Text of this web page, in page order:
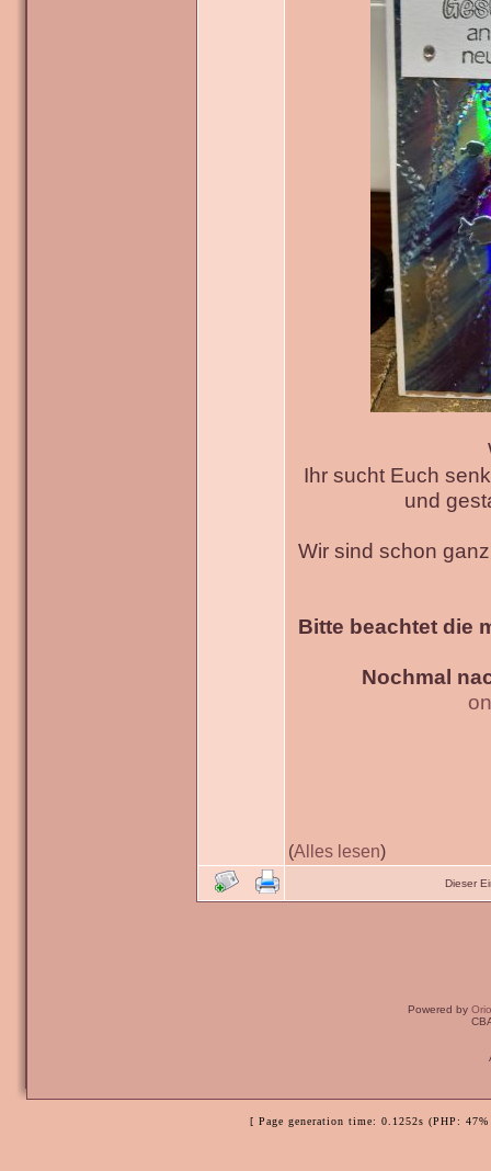
Ihr sucht Euch
und
Wir sind schon
Bitte beachtet die
Nochmal
(Alles lesen)
Dieser
Powered by
[ Page generation time: 0.1252s (PHP: